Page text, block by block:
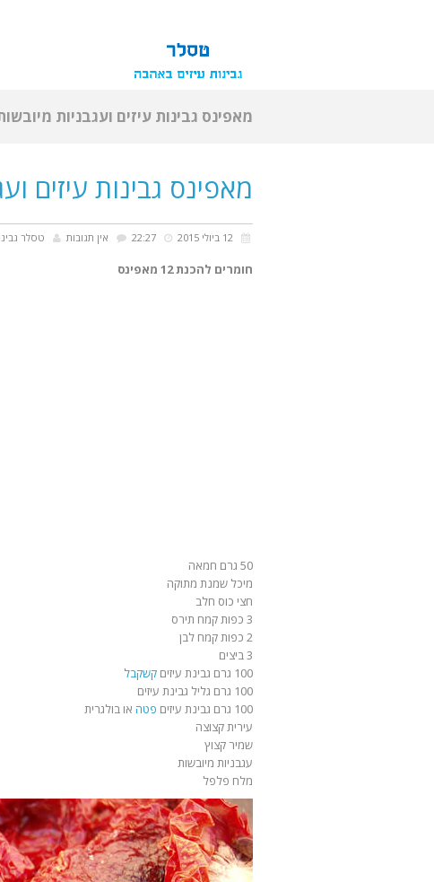
מאפינס גבינות עיזים ועגבניות
מאפינס גבינות עיזים
אין תגובות טסלר
חומרים להכנת 12 מאפינס
50 גרם חמאה
מיכל שמנת מתוקה
חצי כוס חלב
3 כפות קמח תירס
2 כפות קמח לבן
3 ביצים
100 גרם גבינת עיזים
קשקבל
100 גרם גליל גבינת עיזים
100 גרם גבינת עיזים
פטה או בולגרית
עירית קצוצה
שמיר קצוץ
עגבניות מיובשות
מלח פלפל